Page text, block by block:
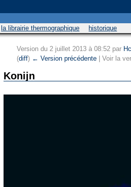
la librairie thermographique historique
Version du 2 juillet 2013 à 08:52 par
(diff) ← Version précédente | Voir la
Konijn